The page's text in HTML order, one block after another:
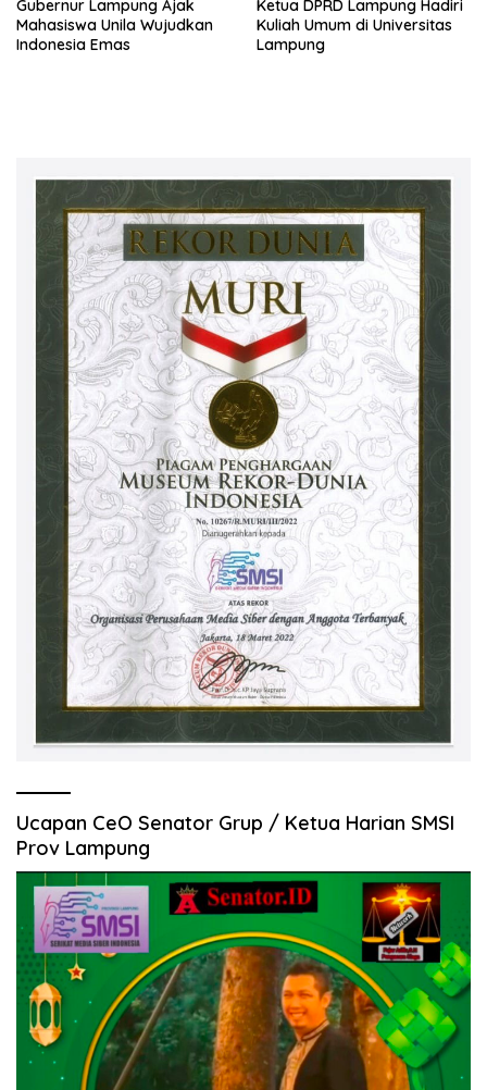
Gubernur Lampung Ajak
Mahasiswa Unila Wujudkan
Indonesia Emas
Ketua DPRD Lampung Hadiri
Kuliah Umum di Universitas
Lampung
Ucapan CeO Senator Grup / Ketua Harian SMSI
Prov Lampung